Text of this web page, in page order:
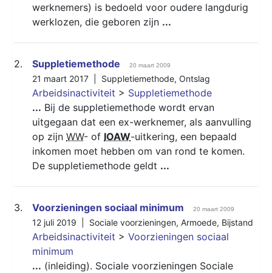
werknemers) is bedoeld voor oudere langdurig
werklozen, die geboren zijn ...
2. Suppletiemethode 20 maart 2009
21 maart 2017 | Suppletiemethode, Ontslag
Arbeidsinactiviteit > Suppletiemethode
... Bij de suppletiemethode wordt ervan
uitgegaan dat een ex-werknemer, als aanvulling
op zijn WW- of IOAW-uitkering, een bepaald
inkomen moet hebben om van rond te komen.
De suppletiemethode geldt ...
3. Voorzieningen sociaal minimum 20 maart 2009
12 juli 2019 | Sociale voorzieningen, Armoede, Bijstand
Arbeidsinactiviteit > Voorzieningen sociaal
minimum
... (inleiding). Sociale voorzieningen Sociale